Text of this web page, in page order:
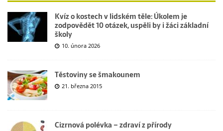
Kvíz o kostech v lidském těle: Úkolem je
zodpovědět 10 otázek, uspěli by i žáci základní
školy
10. února 2026
Těstoviny se šmakounem
21. března 2015
Cizrnová polévka – zdraví z přírody